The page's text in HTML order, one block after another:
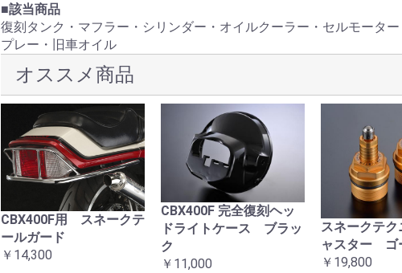
■該当商品
復刻タンク・マフラー・シリンダー・オイルクーラー・セルモータ
プレー・旧車オイル
オススメ商品
CBX400F用 スネークテ
ールガード
￥14,300
CBX400F 完全復刻ヘッ
ドライトケース ブラッ
ク
￥11,000
スネークテク
ャスター ゴ
￥19,800